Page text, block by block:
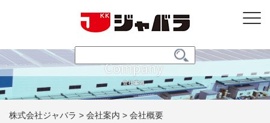
株式会社ジャバラ > 会社案内 > 会社概要